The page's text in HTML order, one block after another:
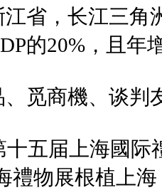
省，长江三角
的20%，且年
觅商機、谈判
十五届上海國
禮物展根植上